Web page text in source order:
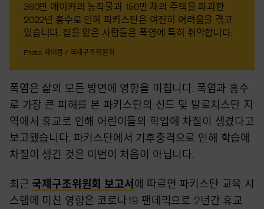
360만 에이커의 농작물과 150만 채의 주택을 파괴한
2022년 홍수로 인해 파키스탄은 여전히 어려움을 겪고
있습니다. 집을 잃은 사람들은 폭염에 특히 취약합니다.
Photo: 제이콥 / 국제구조위원회
폭염은 삶의 모든 방면에 영향을 미칩니다. 폭염과 홍수
로 가장 큰 피해를 본 파키스탄의 신드 및 발로치스탄 지
역에서 휴교로 인해 어린이들의 학업에 차질이 생겼다고
보고됐습니다. 파키스탄에서 기후충격으로 인해 학습에
차질이 생긴 것은 이번이 처음이 아닙니다.
최근 국제구조위원회 보고서에 따르면 파키스탄 교육 시
스템에 미친 영향은 코로나19 팬데믹으로 2년간 휴교